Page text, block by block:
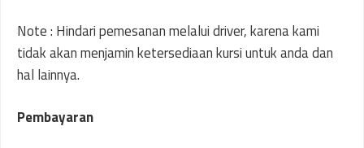
Note : Hindari pemesanan melalui driver, karena kami
tidak akan menjamin ketersediaan kursi untuk anda dan
hal lainnya.
Pembayaran